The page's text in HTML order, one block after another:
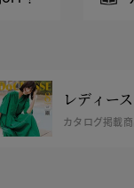
レディー
カタログ掲載